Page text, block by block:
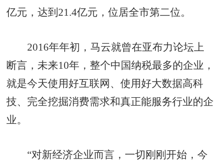
亿元，达到21.4亿元，位居全市第二位。
2016年年初，马云就曾在亚布力论坛上
断言，未来10年，整个中国纳税最多的企业，
就是今天使用好互联网、使用好大数据高科
技、完全挖掘消费需求和真正能服务行业的企
业。
“对新经济企业而言，一切刚刚开始，今